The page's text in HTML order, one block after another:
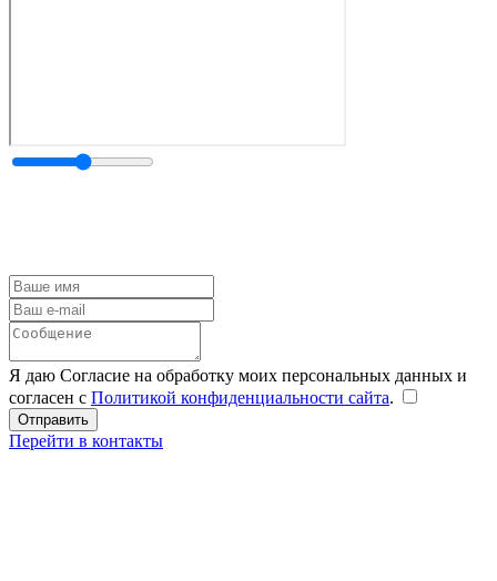
Я даю Согласие на обработку моих персональных данных и
согласен с Политикой конфиденциальности сайта.
Перейти в контакты